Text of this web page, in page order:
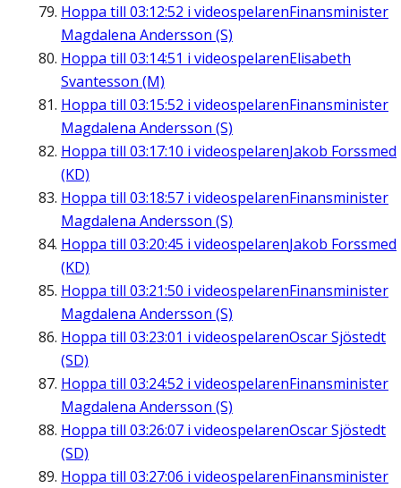
Hoppa till 03:12:52 i videospelarenFinansminister
Magdalena Andersson (S)
Hoppa till 03:14:51 i videospelarenElisabeth
Svantesson (M)
Hoppa till 03:15:52 i videospelarenFinansminister
Magdalena Andersson (S)
Hoppa till 03:17:10 i videospelarenJakob Forssmed
(KD)
Hoppa till 03:18:57 i videospelarenFinansminister
Magdalena Andersson (S)
Hoppa till 03:20:45 i videospelarenJakob Forssmed
(KD)
Hoppa till 03:21:50 i videospelarenFinansminister
Magdalena Andersson (S)
Hoppa till 03:23:01 i videospelarenOscar Sjöstedt
(SD)
Hoppa till 03:24:52 i videospelarenFinansminister
Magdalena Andersson (S)
Hoppa till 03:26:07 i videospelarenOscar Sjöstedt
(SD)
Hoppa till 03:27:06 i videospelarenFinansminister